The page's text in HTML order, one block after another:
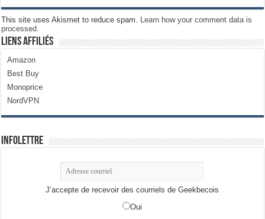
This site uses Akismet to reduce spam.
Learn how your comment data is
processed.
Liens Affiliés
Amazon
Best Buy
Monoprice
NordVPN
Infolettre
J’accepte de recevoir des courriels de Geekbecois
Oui